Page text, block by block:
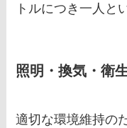
トルにつき一人と
照明・換気・衛
適切な環境維持の